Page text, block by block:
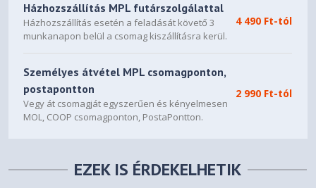
Házhozszállítás MPL futárszolgálattal
Házhozszállítás esetén a feladását követő 3
munkanapon belül a csomag kiszállításra kerül.
4 490 Ft-tól
Személyes átvétel MPL csomagponton,
postapontton
Vegy át csomagját egyszerűen és kényelmesen
MOL, COOP csomagponton, PostaPontton.
2 990 Ft-tól
EZEK IS ÉRDEKELHETIK